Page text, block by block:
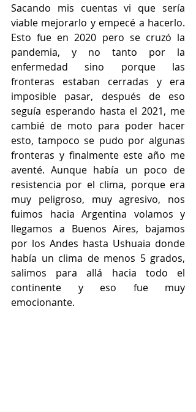
Sacando mis cuentas vi que sería
viable mejorarlo y empecé a hacerlo.
Esto fue en 2020 pero se cruzó la
pandemia, y no tanto por la
enfermedad sino porque las
fronteras estaban cerradas y era
imposible pasar, después de eso
seguía esperando hasta el 2021, me
cambié de moto para poder hacer
esto, tampoco se pudo por algunas
fronteras y finalmente este año me
aventé. Aunque había un poco de
resistencia por el clima, porque era
muy peligroso, muy agresivo, nos
fuimos hacia Argentina volamos y
llegamos a Buenos Aires, bajamos
por los Andes hasta Ushuaia donde
había un clima de menos 5 grados,
salimos para allá hacia todo el
continente y eso fue muy
emocionante.